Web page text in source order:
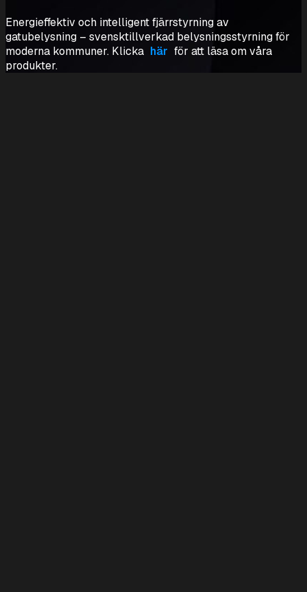
Energieffektiv och intelligent fjärrstyrning av
gatubelysning – svensktillverkad belysningsstyrning för
moderna kommuner. Klicka här för att läsa om våra
produkter.